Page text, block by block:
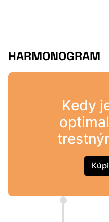
HARMONOGRAM
Kedy